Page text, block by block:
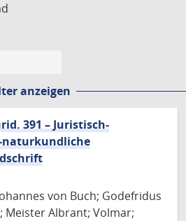
anzeigen
391 – Juristisch-
naturkundliche
von Buch; Godefridus
Meister Albrant; Volmar;